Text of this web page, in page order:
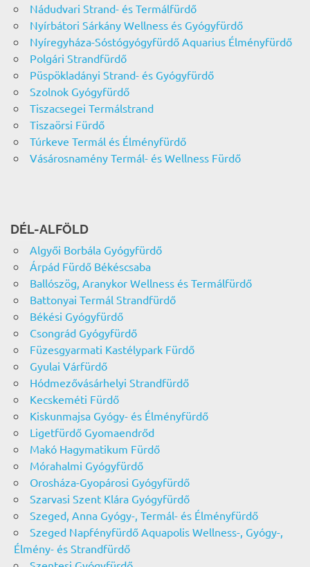
Nádudvari Strand- és Termálfürdő
Nyírbátori Sárkány Wellness és Gyógyfürdő
Nyíregyháza-Sóstógyógyfürdő Aquarius Élményfürdő
Polgári Strandfürdő
Püspökladányi Strand- és Gyógyfürdő
Szolnok Gyógyfürdő
Tiszacsegei Termálstrand
Tiszaörsi Fürdő
Túrkeve Termál és Élményfürdő
Vásárosnamény Termál- és Wellness Fürdő
DÉL-ALFÖLD
Algyői Borbála Gyógyfürdő
Árpád Fürdő Békéscsaba
Ballószög, Aranykor Wellness és Termálfürdő
Battonyai Termál Strandfürdő
Békési Gyógyfürdő
Csongrád Gyógyfürdő
Füzesgyarmati Kastélypark Fürdő
Gyulai Várfürdő
Hódmezővásárhelyi Strandfürdő
Kecskeméti Fürdő
Kiskunmajsa Gyógy- és Élményfürdő
Ligetfürdő Gyomaendrőd
Makó Hagymatikum Fürdő
Mórahalmi Gyógyfürdő
Orosháza-Gyopárosi Gyógyfürdő
Szarvasi Szent Klára Gyógyfürdő
Szeged, Anna Gyógy-, Termál- és Élményfürdő
Szeged Napfényfürdő Aquapolis Wellness-, Gyógy-,
Élmény- és Strandfürdő